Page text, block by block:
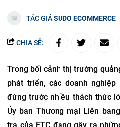
TÁC GIẢSUDO ECOMMERCE
CHIA SẺ:
Trong bối cảnh thị trường
phát triển, các doanh
đứng trước nhiều thách thức
Ủy ban Thương mại Liên
tra của FTC đang gây ra